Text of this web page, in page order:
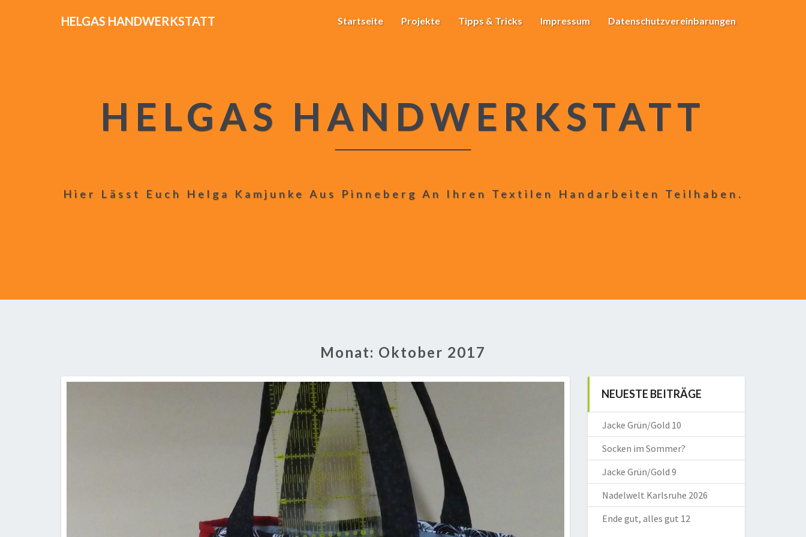
HELGAS HANDWERKSTATT Startseite Projekte Tipps & Tricks Impressum Datenschutzvereinbarungen
HELGAS HANDWERKSTATT
Hier Lässt Euch Helga Kamjunke Aus Pinneberg An Ihren Textilen Handarbeiten Teilhaben.
Monat: Oktober 2017
NEUESTE BEITRÄGE
Jacke Grün/Gold 10
Socken im Sommer?
Jacke Grün/Gold 9
Nadelwelt Karlsruhe 2026
Ende gut, alles gut 12